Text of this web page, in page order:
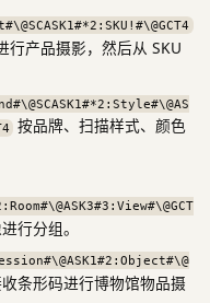
行产品摄影，然后从 SKU
按品牌、扫描样式、颜色
行分组。
条形码进行博物馆物品摄